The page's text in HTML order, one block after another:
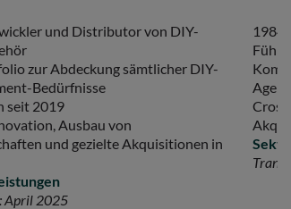
und Distributor von DIY-
zur Abdeckung sämtlicher DIY-
Bedürfnisse
seit 2019
Ausbau von
und gezielte Akquisitionen in
April 2025
1984